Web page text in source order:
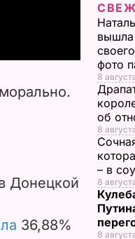
Донецкой
36,88%
фото
8
об
8
– в
8
8